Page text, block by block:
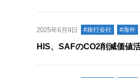
2025年6月9日 #旅行会社 #海外
HIS、SAFのCO2削減価値